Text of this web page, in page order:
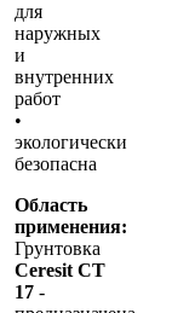
для
наружных
и
внутренних
работ
•
экологически
безопасна
Область
применения:
Грунтовка
Ceresit CT
17 -